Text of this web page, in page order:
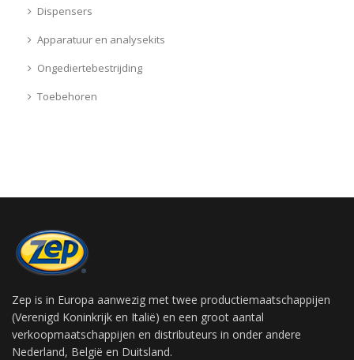
Dispensers
Apparatuur en analysekits
Ongediertebestrijding
Toebehoren
Zep is in Europa aanwezig met twee productiemaatschappijen
(Verenigd Koninkrijk en Italië) en een groot aantal
verkoopmaatschappijen en distributeurs in onder andere
Nederland, België en Duitsland.